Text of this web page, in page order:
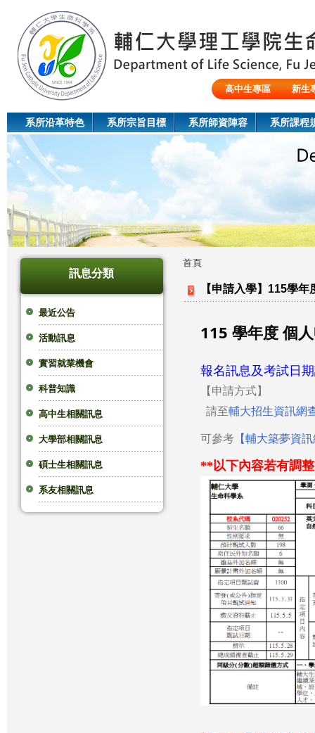
高中生專區
新生
系所沿革特色 系所宗旨目標 系所師資陣容 系所課程
訊息分類
最近公告
活動訊息
實習就業機會
科普知識
高中生相關訊息
大學部相關訊息
碩士生相關訊息
系友相關訊息
您
首頁
【申請入學】115學
115 學年度 個
報名訊息及考試日
【申請方式】
請至輔大招生資訊網
可參考 【輔大築夢資
**以下內容若有調